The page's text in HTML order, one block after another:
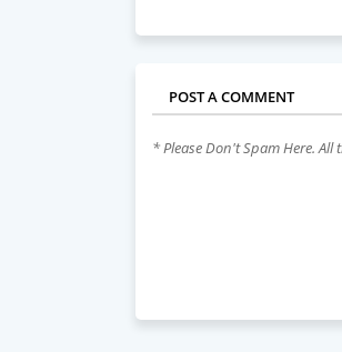
POST A COMMENT
* Please Don't Spam Here. All